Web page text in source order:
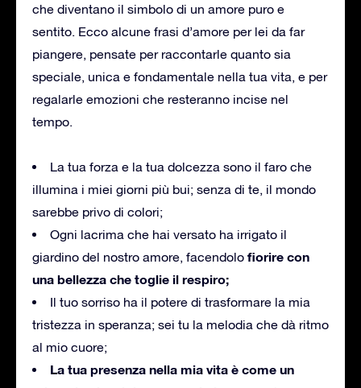
che diventano il simbolo di un amore puro e
sentito. Ecco alcune frasi d’amore per lei da far
piangere, pensate per raccontarle quanto sia
speciale, unica e fondamentale nella tua vita, e per
regalarle emozioni che resteranno incise nel
tempo.
La tua forza e la tua dolcezza sono il faro che
illumina i miei giorni più bui; senza di te, il mondo
sarebbe privo di colori;
Ogni lacrima che hai versato ha irrigato il
giardino del nostro amore, facendolo fiorire con
una bellezza che toglie il respiro;
Il tuo sorriso ha il potere di trasformare la mia
tristezza in speranza; sei tu la melodia che dà ritmo
al mio cuore;
La tua presenza nella mia vita è come un